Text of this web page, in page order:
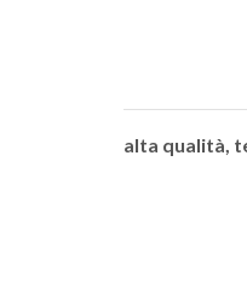
alta qualità,